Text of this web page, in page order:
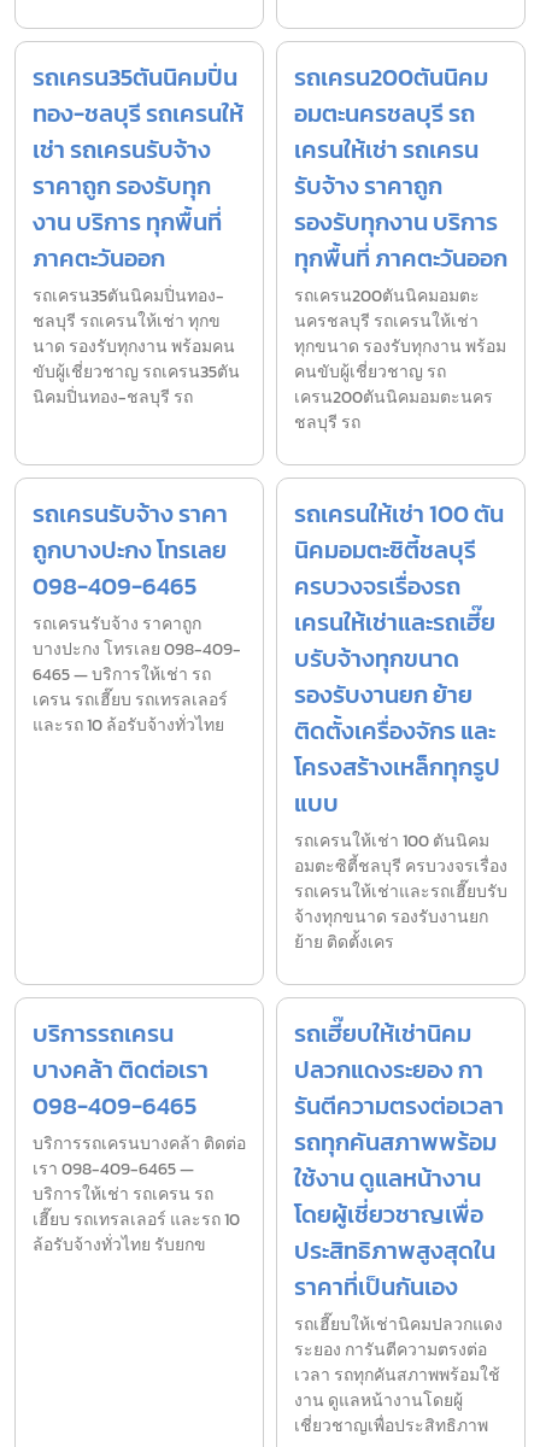
รถเครน35ตันนิคมปิ่น
ทอง-ชลบุรี รถเครนให้
เช่า รถเครนรับจ้าง
ราคาถูก รองรับทุก
งาน บริการ ทุกพื้นที่
ภาคตะวันออก
รถเครน35ตันนิคมปิ่นทอง-
ชลบุรี รถเครนให้เช่า ทุกข
นาด รองรับทุกงาน พร้อมคน
ขับผู้เชี่ยวชาญ รถเครน35ตัน
นิคมปิ่นทอง-ชลบุรี รถ
รถเครน200ตันนิคม
อมตะนครชลบุรี รถ
เครนให้เช่า รถเครน
รับจ้าง ราคาถูก
รองรับทุกงาน บริการ
ทุกพื้นที่ ภาคตะวันออก
รถเครน200ตันนิคมอมตะ
นครชลบุรี รถเครนให้เช่า
ทุกขนาด รองรับทุกงาน พร้อม
คนขับผู้เชี่ยวชาญ รถ
เครน200ตันนิคมอมตะนคร
ชลบุรี รถ
รถเครนรับจ้าง ราคา
ถูกบางปะกง โทรเลย
098-409-6465
รถเครนรับจ้าง ราคาถูก
บางปะกง โทรเลย 098-409-
6465 — บริการให้เช่า รถ
เครน รถเฮี๊ยบ รถเทรลเลอร์
และรถ 10 ล้อรับจ้างทั่วไทย
รถเครนให้เช่า 100 ตัน
นิคมอมตะซิตี้ชลบุรี
ครบวงจรเรื่องรถ
เครนให้เช่าและรถเฮี๊ย
บรับจ้างทุกขนาด
รองรับงานยก ย้าย
ติดตั้งเครื่องจักร และ
โครงสร้างเหล็กทุกรูป
แบบ
รถเครนให้เช่า 100 ตันนิคม
อมตะซิตี้ชลบุรี ครบวงจรเรื่อง
รถเครนให้เช่าและรถเฮี๊ยบรับ
จ้างทุกขนาด รองรับงานยก
ย้าย ติดตั้งเคร
บริการรถเครน
บางคล้า ติดต่อเรา
098-409-6465
บริการรถเครนบางคล้า ติดต่อ
เรา 098-409-6465 —
บริการให้เช่า รถเครน รถ
เฮี๊ยบ รถเทรลเลอร์ และรถ 10
ล้อรับจ้างทั่วไทย รับยกข
รถเฮี๊ยบให้เช่านิคม
ปลวกแดงระยอง กา
รันตีความตรงต่อเวลา
รถทุกคันสภาพพร้อม
ใช้งาน ดูแลหน้างาน
โดยผู้เชี่ยวชาญเพื่อ
ประสิทธิภาพสูงสุดใน
ราคาที่เป็นกันเอง
รถเฮี๊ยบให้เช่านิคมปลวกแดง
ระยอง การันตีความตรงต่อ
เวลา รถทุกคันสภาพพร้อมใช้
งาน ดูแลหน้างานโดยผู้
เชี่ยวชาญเพื่อประสิทธิภาพ